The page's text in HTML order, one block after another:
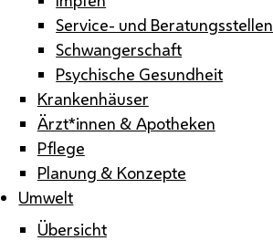
Service- und Beratungsstellen
Schwangerschaft
Psychische Gesundheit
Krankenhäuser
Ärzt*innen & Apotheken
Pflege
Planung & Konzepte
Umwelt
Übersicht